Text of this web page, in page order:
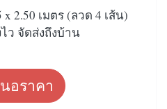
2.50 เมตร (ลวด 4 เส้น)
ว จัดส่งถึงบ้าน
อราคา